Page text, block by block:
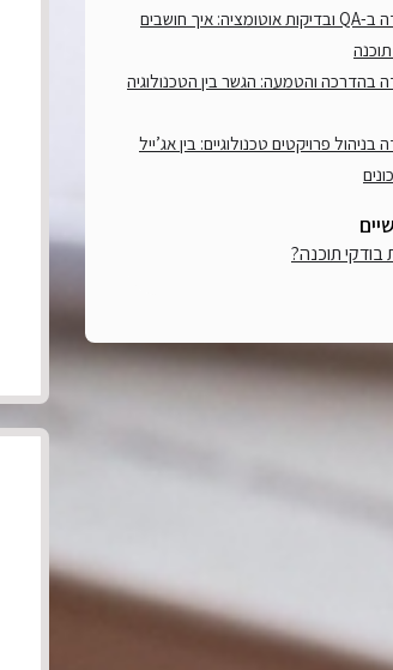
ראיון עבודה ב-QA ובדיקות אוטומציה: איך חושבים
בהדרכה והטמעה: הגשר בין הטכנולוגיה
בניהול פרויקטים טכנולוגיים: בין אג’ייל
בודקי תוכנה?